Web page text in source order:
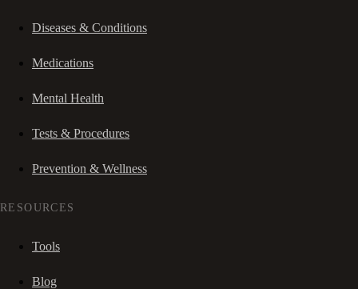
Diseases & Conditions
Medications
Mental Health
Tests & Procedures
Prevention & Wellness
RESOURCES
Tools
Blog